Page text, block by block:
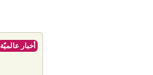
أخبار عالميّة